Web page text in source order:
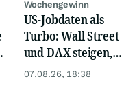
Wochengewinn
US-Jobdaten als
Turbo: Wall Street
und DAX steigen,
Gold glänzt
07.08.26, 18:38